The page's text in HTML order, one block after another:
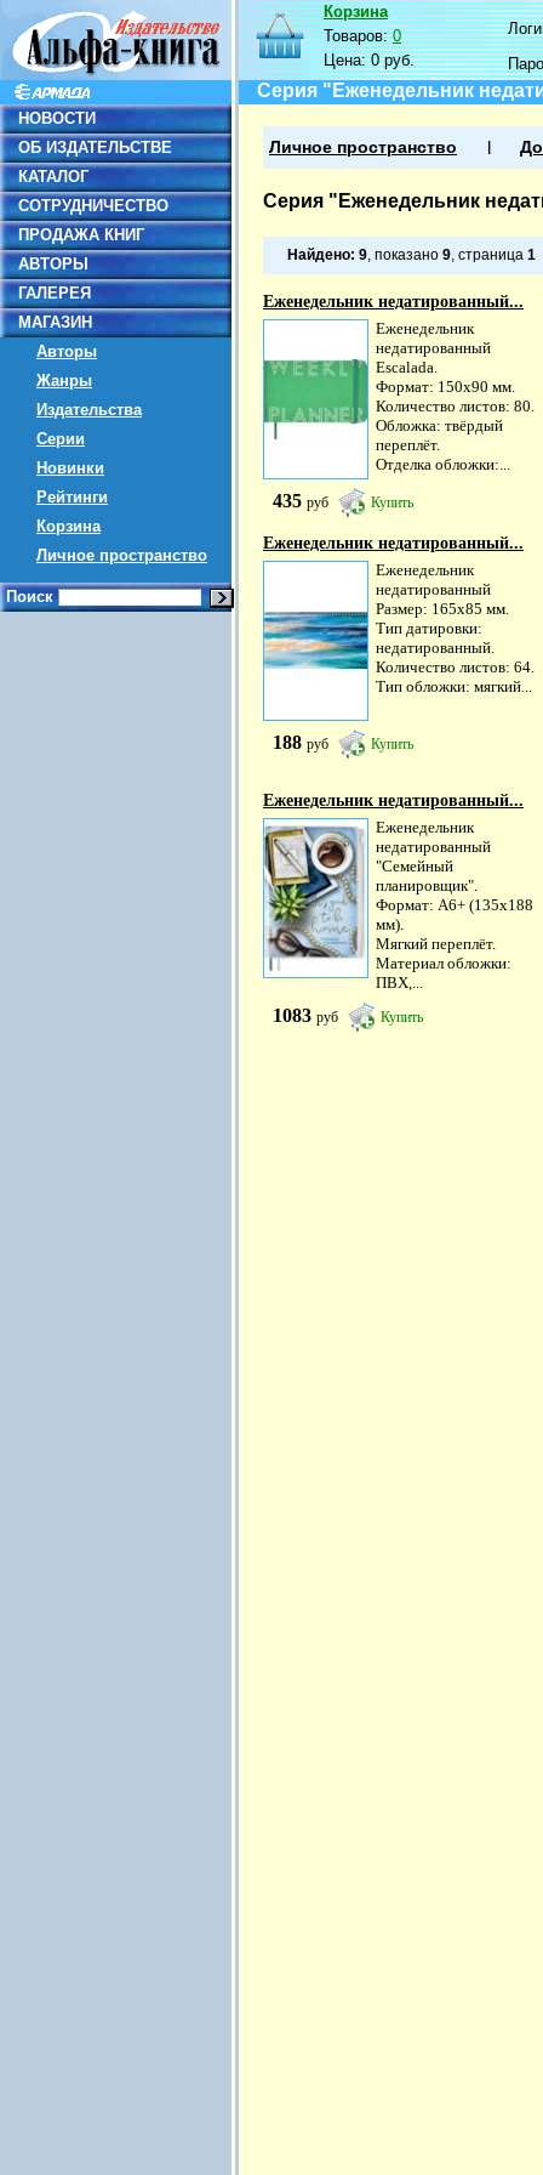
НОВОСТИ
ОБ ИЗДАТЕЛЬСТВЕ
КАТАЛОГ
СОТРУДНИЧЕСТВО
ПРОДАЖА КНИГ
АВТОРЫ
ГАЛЕРЕЯ
МАГАЗИН
Авторы
Жанры
Издательства
Серии
Новинки
Рейтинги
Корзина
Личное пространство
Поиск
Корзина
Товаров:0
Цена:0 руб.
Серия "Еженедельник
Личное пространство
Серия "Еженедельник
Найдено: 9, показано 9, страница 1
Еженедельник недатированный...
Еженедельник
недатированный
Escalada.
Формат: 150х90 мм.
Количество листов: 80.
Обложка: твёрдый
переплёт.
Отделка обложки:...
435 руб Купить
Еженедельник недатированный...
Еженедельник
недатированный
Размер: 165х85 мм.
Тип датировки:
недатированный.
Количество листов: 64.
Тип обложки: мягкий...
188 руб Купить
Еженедельник недатированный...
Еженедельник
недатированный
"Семейный
планировщик".
Формат: А6+ (135х188
мм).
Мягкий переплёт.
Материал обложки:
ПВХ,...
1083 руб Купить